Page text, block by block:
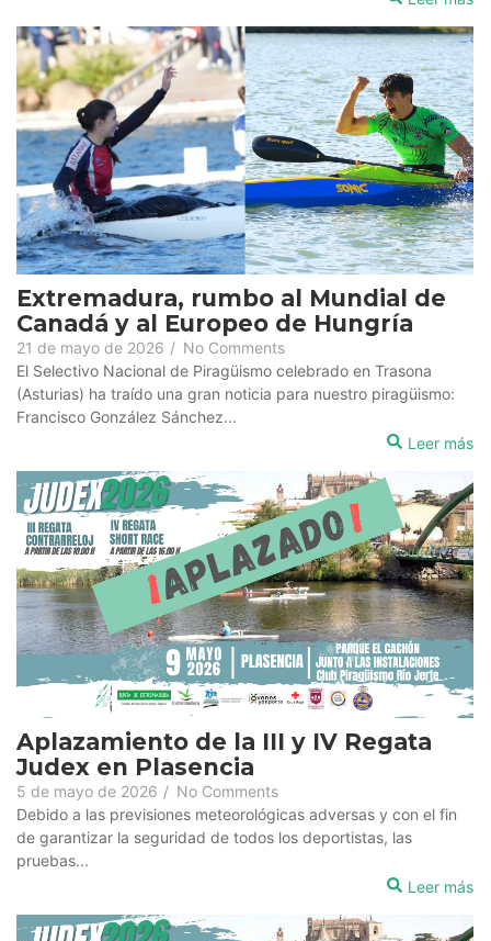
Extremadura, rumbo al Mundial de
Canadá y al Europeo de Hungría
21 de mayo de 2026 / No Comments
El Selectivo Nacional de Piragüismo celebrado en Trasona
(Asturias) ha traído una gran noticia para nuestro piragüismo:
Francisco González Sánchez...
Leer más
Aplazamiento de la III y IV Regata
Judex en Plasencia
5 de mayo de 2026 / No Comments
Debido a las previsiones meteorológicas adversas y con el fin
de garantizar la seguridad de todos los deportistas, las
pruebas...
Leer más